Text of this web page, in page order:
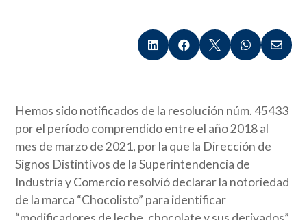
    
Hemos sido notificados de la resolución núm. 45433
por el período comprendido entre el año 2018 al
mes de marzo de 2021, por la que la Dirección de
Signos Distintivos de la Superintendencia de
Industria y Comercio resolvió declarar la notoriedad
de la marca “Chocolisto” para identificar